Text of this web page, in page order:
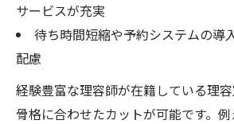
サービスが充実
待ち時間短縮や予約システムの導
配慮
経験豊富な理容師が在籍している理
骨格に合わせたカットが可能です。